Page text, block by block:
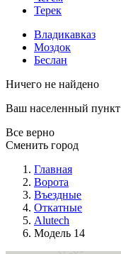
Терек
Владикавказ
Моздок
Беслан
Ничего не найдено
Ваш населенный пункт
Все верно
Сменить город
Главная
Ворота
Въездные
Откатные
Alutech
Модель 14